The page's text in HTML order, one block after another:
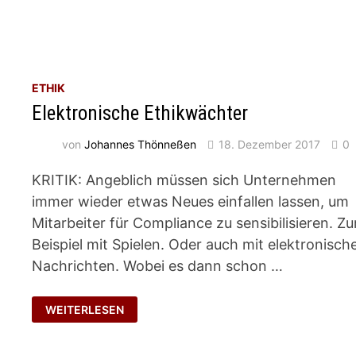
ETHIK
Elektronische Ethikwächter
vonJohannes Thönneßen 18. Dezember 2017 0
KRITIK: Angeblich müssen sich Unternehmen
immer wieder etwas Neues einfallen lassen, um
Mitarbeiter für Compliance zu sensibilisieren.
Beispiel mit Spielen. Oder auch mit
Nachrichten. Wobei es dann schon …
ELEKTRONISCHE
ETHIKWÄCHTER
WEITERLESEN